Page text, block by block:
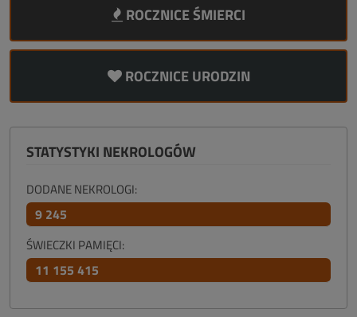
ROCZNICE ŚMIERCI
ROCZNICE URODZIN
STATYSTYKI NEKROLOGÓW
DODANE NEKROLOGI:
9 245
ŚWIECZKI PAMIĘCI:
11 155 415